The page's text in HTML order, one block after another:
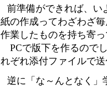
前準備ができれば、い
紙の作成ってわざわざ
作業したものを持ち寄
PCで版下を作るので
れぞれ添付ファイルで
逆に「な～んとなく